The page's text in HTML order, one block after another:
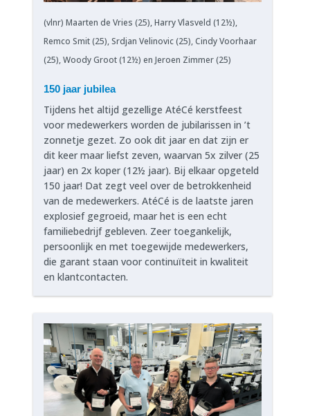
(vlnr) Maarten de Vries (25), Harry Vlasveld (12½),
Remco Smit (25), Srdjan Velinovic (25), Cindy Voorhaar
(25), Woody Groot (12½) en Jeroen Zimmer (25)
150 jaar jubilea
Tijdens het altijd gezellige AtéCé kerstfeest
voor medewerkers worden de jubilarissen in ’t
zonnetje gezet. Zo ook dit jaar en dat zijn er
dit keer maar liefst zeven, waarvan 5x zilver (25
jaar) en 2x koper (12½ jaar). Bij elkaar opgeteld
150 jaar! Dat zegt veel over de betrokkenheid
van de medewerkers. AtéCé is de laatste jaren
explosief gegroeid, maar het is een echt
familiebedrijf gebleven. Zeer toegankelijk,
persoonlijk en met toegewijde medewerkers,
die garant staan voor continuïteit in kwaliteit
en klantcontacten.